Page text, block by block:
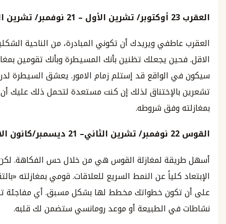
أوكتوبر/تشرين الأول–
21نوفمبر /تشرين الثاني
ويريدك أن تكوني المبادرة، من الناحية الشكلية على
يجعلك تظنين بأنك المسيطرة وبأنك تقومين بمغازلته
الواقع قد إستلم زمام الامور. يعشق السيطرة لدرجة أنك قد
لذلك إن كنت مستعدة لتحمل ذلك عليك أن تقومي
وفق شروطه.
نوفمبر/تشرين الثاني–
21ديسمبر/ ‪كانونالاول
لمغازلة القوس هي من خلال حس الفكاهة. لكن عليك
عن النمط السريع للعلاقات. قومي بمغازلته «بالتقسيط»
خطواتك مخطط لها بشكل مسبق. أي مفاجئة تتضمن
الطبيعة أو موعد رومانسي ستضمن لك قلبه.